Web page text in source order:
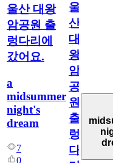
울산 대왕
암공원 출
렁다리에
갔어요.
a
midsummer
night's
dream
7
0
울
산
대
왕
암
공
원
출
렁
다